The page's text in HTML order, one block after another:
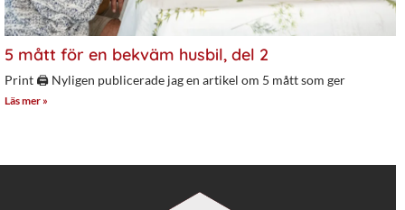
5 mått för en bekväm husbil, del 2
Print 🖨 Nyligen publicerade jag en artikel om 5 mått som ger
Läs mer »